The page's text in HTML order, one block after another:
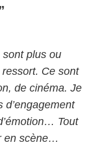
plus ou
Ce sont
de cinéma. Je
Tout
en scène…